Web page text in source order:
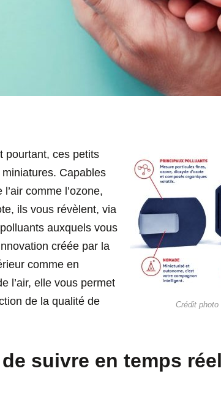
Crédit
pourtant, ces petits
Capables
comme l’ozone,
ils vous révèlent, via
auxquels vous
créée par la
comme en
l’air, elle vous permet
de la qualité de
suivre en temps